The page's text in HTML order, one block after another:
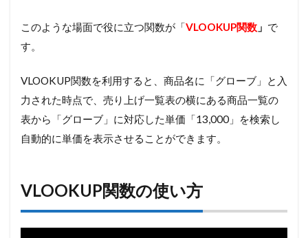
このような場面で役に立つ関数が「VLOOKUP関数 」 で
す。
VLOOKUP関数を利用すると、商品名に「グローブ」と入
力された時点で、売り上げ一覧表の横にある商品一覧の
表から「グローブ」に対応した単価「13,000」を検索し
自動的に単価を表示させることができます。
VLOOKUP関数の使い方